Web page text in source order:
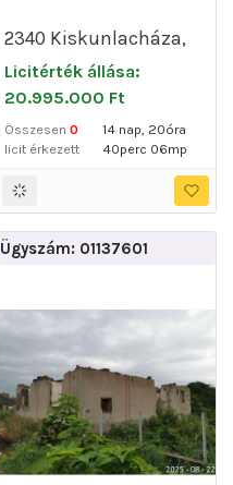
2340 Kiskunlacháza,
Szabadság utca 20
Licitérték állása:
20.995.000 Ft
Összesen 0
licit érkezett
14 nap, 20óra
40perc 06mp
Ügyszám: 01137601